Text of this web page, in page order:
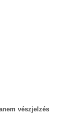
vészjelzés